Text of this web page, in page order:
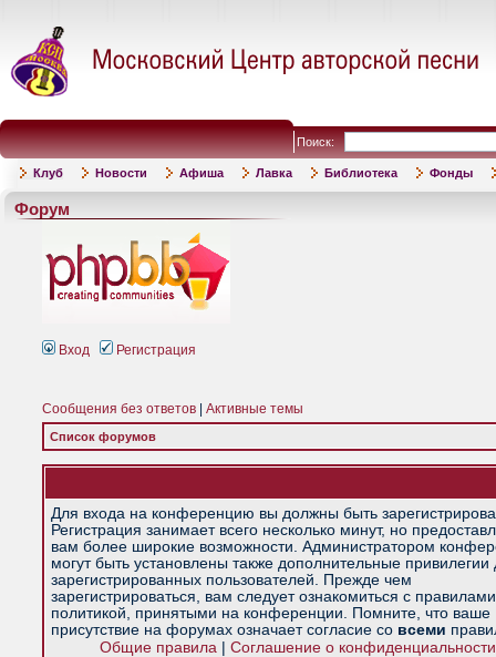
Поиск:
Клуб Новости Афиша Лавка Библиотека Фонды
Форум
Вход Регистрация
Сообщения без ответов Активные темы
Список форумов
Для входа на конференцию вы должны быть
Регистрация занимает всего несколько минут, но
вам более широкие возможности. Администратором
могут быть установлены также дополнительные привилегии
зарегистрированных пользователей. Прежде чем
зарегистрироваться, вам следует ознакомиться с
политикой, принятыми на конференции. Помните, что ваше
присутствие на форумах означает согласие со всеми
Общие правила| Соглашение о конфиденциальности